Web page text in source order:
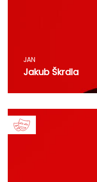
JAN
Jakub Škrdla